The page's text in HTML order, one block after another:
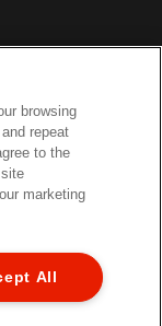
browsing
repeat
to the
marketing
All